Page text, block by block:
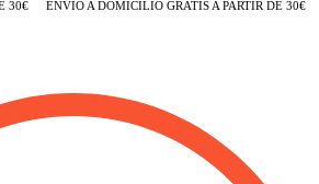
ENVÍO A DOMICILIO GRATIS A PARTIR DE 30€